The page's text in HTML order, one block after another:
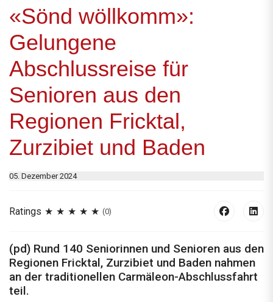
«Sönd wöllkomm»:
Gelungene
Abschlussreise für
Senioren aus den
Regionen Fricktal,
Zurzibiet und Baden
05. Dezember 2024
Ratings (0)
(pd) Rund 140 Seniorinnen und Senioren aus den
Regionen Fricktal, Zurzibiet und Baden nahmen
an der traditionellen Carmäleon-Abschlussfahrt
teil.